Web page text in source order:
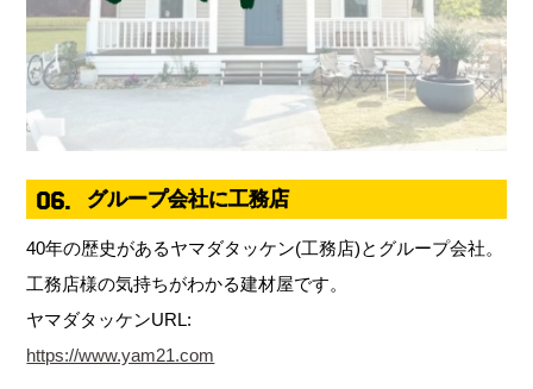
06. グループ会社に工務店
40年の歴史があるヤマダタッケン(工務店)とグループ会社。
工務店様の気持ちがわかる建材屋です。
ヤマダタッケンURL:
https://www.yam21.com